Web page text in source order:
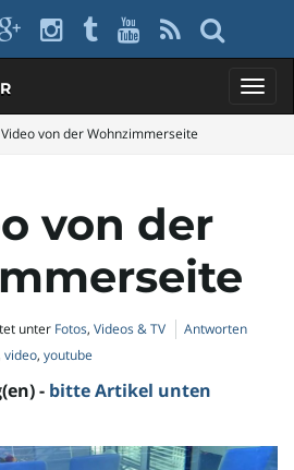
von der Wohnzimmerseite
von der
unter Fotos, Videos & TV
Antworten
video, youtube
- bitte Artikel unten